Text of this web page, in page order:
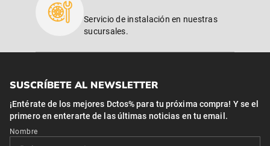
Servicio de instalación en nuestras
sucursales.
SUSCRÍBETE AL NEWSLETTER
¡Entérate de los mejores Dctos% para tu próxima compra! Y se el
primero en enterarte de las últimas noticias en tu email.
Nombre